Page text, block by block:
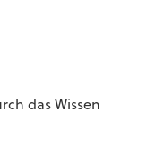
das Wissen